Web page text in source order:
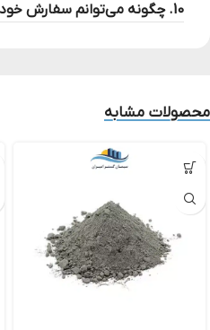
10. چگونه می‌توانم سفارش خودم را ثبت کنم؟
محصولات مشابه